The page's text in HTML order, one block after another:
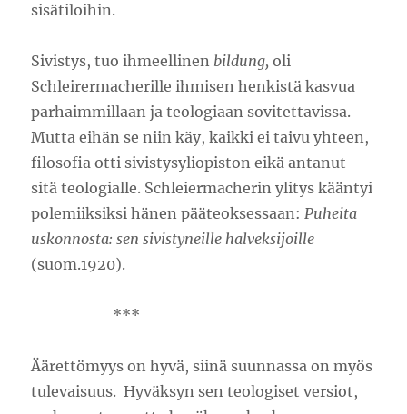
sisätiloihin.
Sivistys, tuo ihmeellinen bildung, oli
Schleirermacherille ihmisen henkistä kasvua
parhaimmillaan ja teologiaan sovitettavissa.
Mutta eihän se niin käy, kaikki ei taivu yhteen,
filosofia otti sivistysyliopiston eikä antanut
sitä teologialle. Schleiermacherin ylitys kääntyi
polemiiksiksi hänen pääteoksessaan:Puheita
uskonnosta: sen sivistyneille halveksijoille
(suom.1920).
***
Äärettömyys on hyvä, siinä suunnassa on myös
tulevaisuus. Hyväksyn sen teologiset versiot,